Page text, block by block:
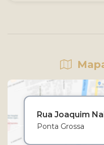
Rua Joaquim
Ponta Grossa